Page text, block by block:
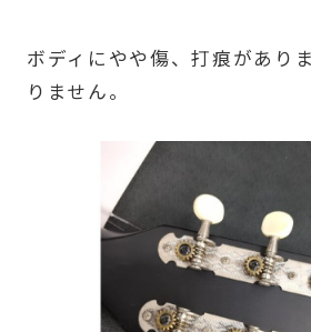
ボディにやや傷、打痕があり
りません。